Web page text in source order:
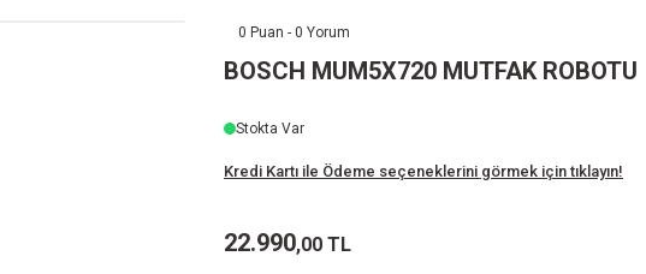
0 Puan - 0 Yorum
BOSCH MUM5X720 MUTFAK ROBOTU
Stokta Var
Kredi Kartı ile Ödeme seçeneklerini görmek için tıklayın!
22.990,00 TL